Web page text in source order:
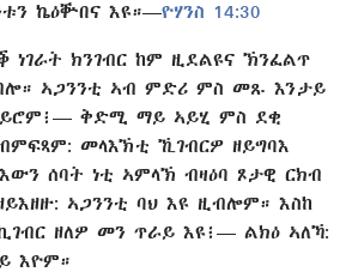
ኬዕቝበና እዩ።​—⁠ዮሃንስ 14:30
ነገራት ክንገብር ከም ዚደልዩና ኽንፈልጥ
ኣጋንንቲ ኣብ ምድሪ ምስ መጹ እንታይ
ቅድሚ ማይ ኣይሂ ምስ ደቂ
መላእኽቲ ኺገብርዎ ዘይግባእ
ሰባት ነቲ ኣምላኽ ብዛዕባ ጾታዊ ርክብ
ኣጋንንቲ ባህ እዩ ዚብሎም። እስከ
ዘለዎ መን ጥራይ እዩ፧⁠— ልክዕ ኣለኻ:
እዮም።